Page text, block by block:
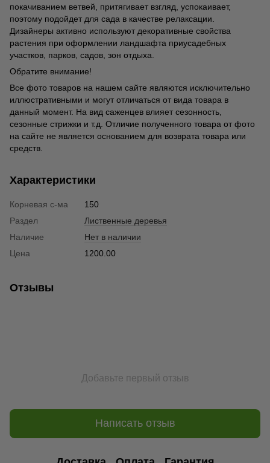
покачиванием ветвей, притягивает взгляд, успокаивает,
поэтому подойдет для сада в качестве релаксации.
Дизайнеры активно используют декоративные свойства
растения при оформлении ландшафта приусадебных
участков, парков, садов, зон отдыха.
Обратите внимание!
Все фото товаров на нашем сайте являются исключительно
иллюстративными и могут отличаться от вида товара в
данный момент. На вид саженцев влияет сезонность,
сезонные стрижки и т.д. Отличие полученного товара от фото
на сайте не является основанием для возврата товара или
средств.
Характеристики
Корневая с-ма
150
Раздел
Лиственные деревья
Наличие
Нет в наличии
Цена
1200.00
Отзывы
Добавьте первый отзыв
Написать отзыв